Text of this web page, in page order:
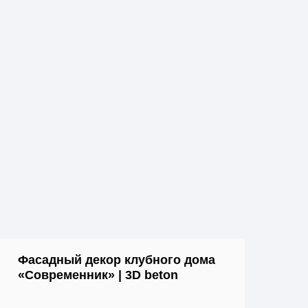
Фасадный декор клубного дома
«Современник» | 3D beton